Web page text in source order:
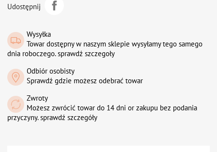
Udostępnij
Wysyłka
Towar dostępny w naszym sklepie wysyłamy tego samego
dnia roboczego. sprawdź szczegoły
Odbiór osobisty
Sprawdź gdzie możesz odebrać towar
Zwroty
Możesz zwrócić towar do 14 dni or zakupu bez podania
przyczyny. sprawdź szczegóły